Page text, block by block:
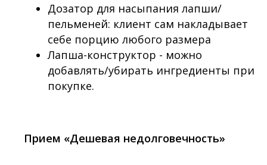
Дозатор для насыпания лапши/
пельменей: клиент сам накладывает
себе порцию любого размера
Лапша-конструктор - можно
добавлять/убирать ингредиенты при
покупке.
Прием «Дешевая недолговечность»